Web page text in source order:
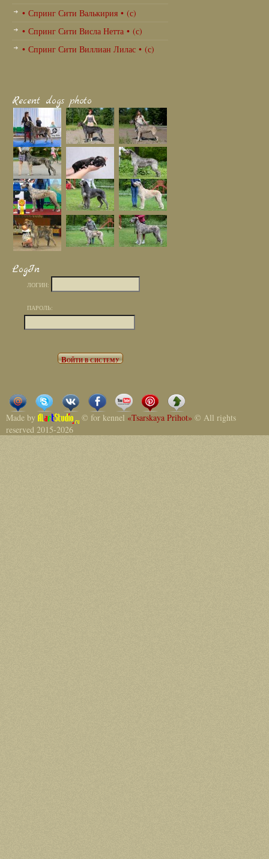
• Спринг Сити Валькирия • (с)
• Спринг Сити Висла Нетта • (с)
• Спринг Сити Виллиан Лилас • (с)
Recent dogs photo
LogIn
ЛОГИН:
ПАРОЛЬ:
Made by © for kennel «Tsarskaya Prihot» © All rights
reserved 2015-2026